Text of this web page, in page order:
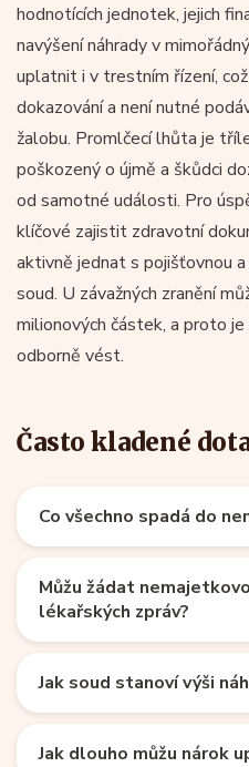
hodnotících jednotek, jejich
navýšení náhrady v
uplatnit i v trestním řízení,
dokazování a není nutné
žalobu. Promlčecí lhůta je
poškozený o újmě a škůdci
od samotné události. Pro
klíčové zajistit zdravotní
aktivně jednat s pojišťovnou
soud. U závažných zranění
milionových částek, a proto
odborně vést.
Často kladené
Co všechno spadá do
Můžu žádat
lékařských zpráv?
Jak soud stanoví výši
Jak dlouho můžu nárok